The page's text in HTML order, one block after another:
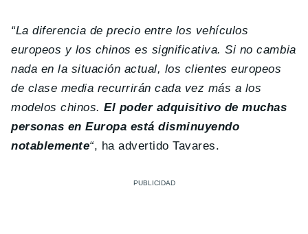
“La diferencia de precio entre los vehículos
europeos y los chinos es significativa. Si no cambia
nada en la situación actual, los clientes europeos
de clase media recurrirán cada vez más a los
modelos chinos.El poder adquisitivo de muchas
personas en Europa está disminuyendo
notablemente“, ha advertido Tavares.